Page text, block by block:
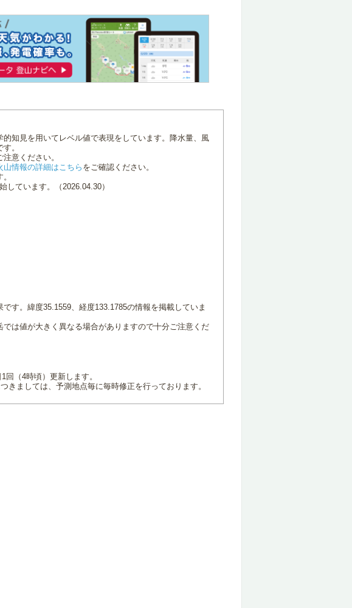
知見を用いてレベル値で表現をしています。降水量、風
。
意ください。
山情報の詳細はこちらをご確認ください。
ています。（2026.04.30）
す。緯度35.1559、経度133.1785の情報を掲載していま
は値が大きく異なる場合がありますので十分ご注意くだ
（4時頃）更新します。
ましては、予測地点毎に毎時修正を行っております。